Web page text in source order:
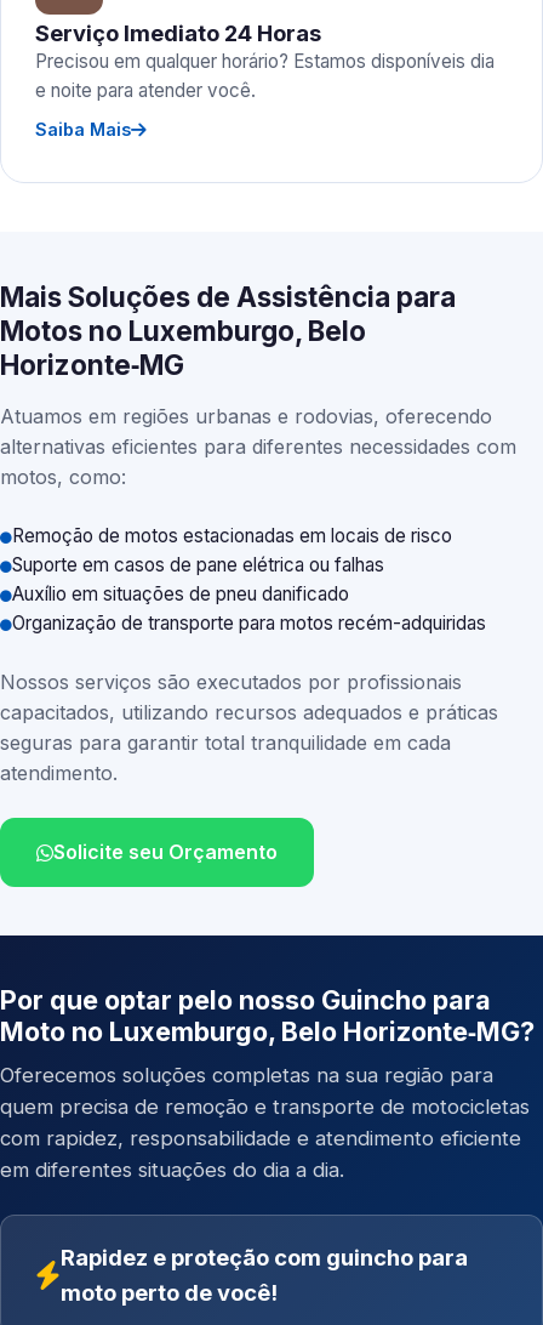
Serviço Imediato 24 Horas
Precisou em qualquer horário? Estamos disponíveis dia
e noite para atender você.
Saiba Mais
Mais Soluções de Assistência para
Motos no Luxemburgo, Belo
Horizonte‑MG
Atuamos em regiões urbanas e rodovias, oferecendo
alternativas eficientes para diferentes necessidades com
motos, como:
Remoção de motos estacionadas em locais de risco
Suporte em casos de pane elétrica ou falhas
Auxílio em situações de pneu danificado
Organização de transporte para motos recém-adquiridas
Nossos serviços são executados por profissionais
capacitados, utilizando recursos adequados e práticas
seguras para garantir total tranquilidade em cada
atendimento.
Solicite seu Orçamento
Por que optar pelo nosso Guincho para
Moto no Luxemburgo, Belo Horizonte‑MG?
Oferecemos soluções completas na sua região para
quem precisa de remoção e transporte de motocicletas
com rapidez, responsabilidade e atendimento eficiente
em diferentes situações do dia a dia.
Rapidez e proteção com guincho para
moto perto de você!